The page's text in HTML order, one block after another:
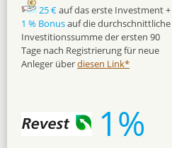
25 €auf das erste Investment +
1 % Bonusauf die durchschnittliche
Investitionssumme der ersten 90
Tage nach Registrierung für neue
Anleger überdiesen Link*
1%